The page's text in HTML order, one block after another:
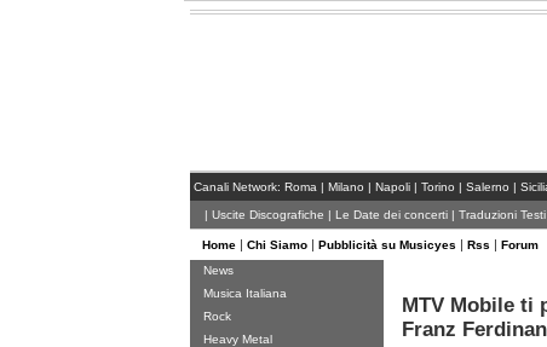
Canali Network: Roma | Milano | Napoli | Torino | Salerno |
| Uscite Discografiche | Le Date dei concerti | Traduzioni Testi
Home | Chi Siamo | Pubblicità su Musicyes | Rss | Forum
News
Musica Italiana
Rock
Heavy Metal
MTV Mobile ti
Franz